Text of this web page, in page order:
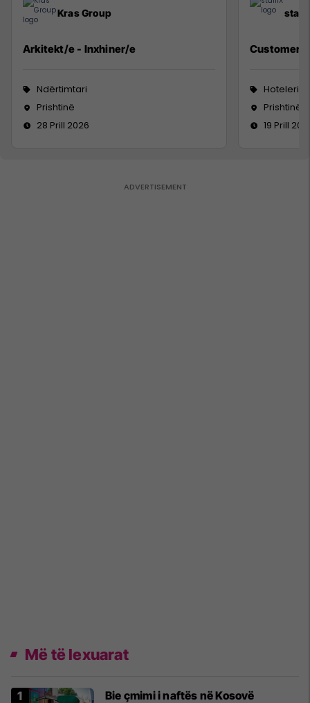
Kras Group
Arkitekt/e - Inxhiner/e
Ndërtimtari
Prishtinë
28 Prill 2026
Customer
Hoteleri
Prishtinë
19 Prill
Më të lexuarat
Bie çmimi i naftës në Kosovë